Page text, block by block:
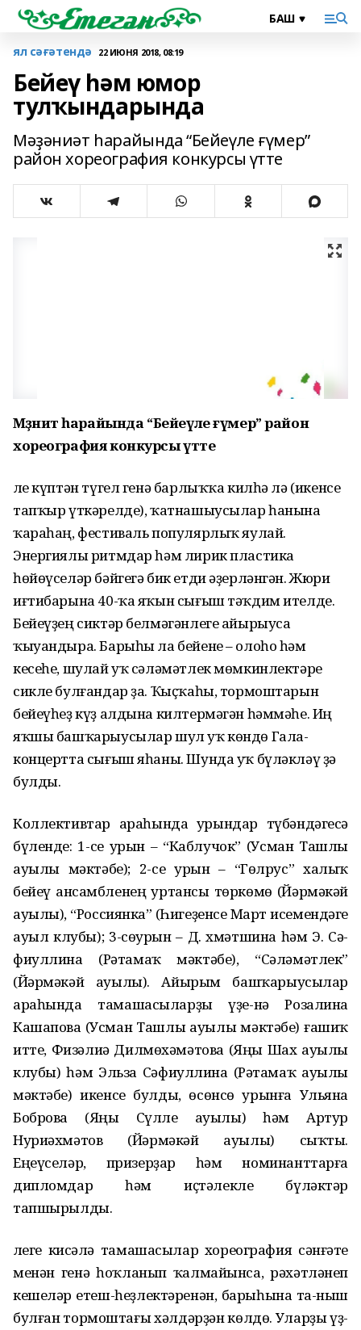
ял сәғәтендә 22 ИЮНЯ 2018, 08:19
Бейеү һәм юмор
тулҡындарында
Мәҙәниәт һарайында “Бейеүле ғүмер”
район хореография конкурсы үтте
Мәҙәниәт һарайында “Бейеүле ғүмер” район
хореография конкурсы үтте
Әле күптән түгел генә барлыҡҡа килһә лә (икенсе
тапҡыр үткәрелде), ҡатнашыусылар һанына
ҡараһаң, фестиваль популярлыҡ яулай.
Энергиялы ритмдар һәм лирик пластика
һөйөүселәр бәйгегә бик етди әҙерләнгән. Жюри
иғтибарына 40-ҡа яҡын сығыш тәҡдим ителде.
Бейеүҙең сиктәр белмәгәнлеге айырыуса
ҡыуандыра. Барыһы ла бейене – олоһо һәм
кесеһе, шулай уҡ сәләмәтлек мөмкинлектәре
сикле булғандар ҙа. Ҡыҫҡаһы, тормоштарын
бейеүһеҙ күҙ алдына килтермәгән һәммәһе. Иң
яҡшы башҡарыусылар шул уҡ көндө Гала-
концертта сығыш яһаны. Шунда уҡ бүләкләү ҙә
булды.
Коллективтар араһында урындар түбәндәгесә
бүленде: 1-се урын – “Каблучок” (Усман Ташлы
ауылы мәктәбе); 2-се урын – “Гөлрус” халыҡ
бейеү ансамбленең уртансы төркөмө (Йәрмәкәй
ауылы), “Россиянка” (Һигеҙенсе Март исемендәге
ауыл клубы); 3-сөурын – Д. Әхмәтшина һәм Э. Сә-
фиуллина (Рәтамаҡ мәктәбе), “Сәләмәтлек”
(Йәрмәкәй ауылы). Айырым башҡарыусылар
араһында тамашасыларҙы үҙе-нә Розалина
Кашапова (Усман Ташлы ауылы мәктәбе) ғашиҡ
итте, Физәлиә Дилмөхәмәтова (Яңы Шах ауылы
клубы) һәм Эльза Сәфиуллина (Рәтамаҡ ауылы
мәктәбе) икенсе булды, өсөнсө урынға Ульяна
Боброва (Яңы Сүлле ауылы) һәм Артур
Нуриәхмәтов (Йәрмәкәй ауылы) сыҡты.
Еңеүселәр, призерҙар һәм номинанттарға
дипломдар һәм иҫтәлекле бүләктәр
тапшырылды.
Әлеге кисәлә тамашасылар хореография сәнғәте
менән генә һоҡланып ҡалмайынса, рәхәтләнеп
кешеләр етеш-һеҙлектәренән, барыһына та-ныш
булған тормоштағы хәлдәрҙән көлдө. Уларҙы үҙ-